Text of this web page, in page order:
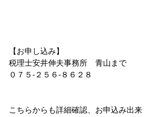
【お申し込み】
税理士安井伸夫事務所　青山まで
０７５-２５６-８６２８
こちらからも詳細確認、お申込み出来